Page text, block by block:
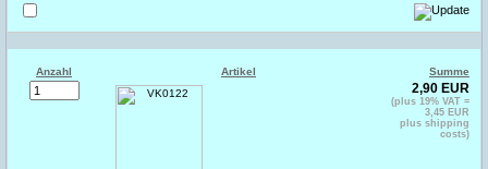
Artikel
Anzahl Summe
2,90 EUR
(plus 19% VAT =
3,45 EUR
plus shipping
costs)